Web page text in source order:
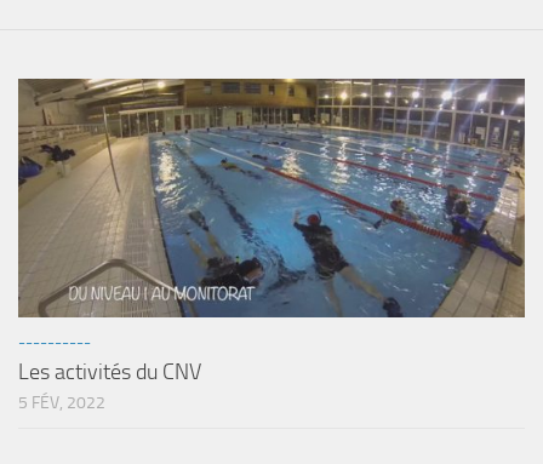
Les Palmes du Lac
Résultats Compétitions
MATERIEL
Section Matériel
Occasions
----------
Les activités du CNV
5 FÉV, 2022